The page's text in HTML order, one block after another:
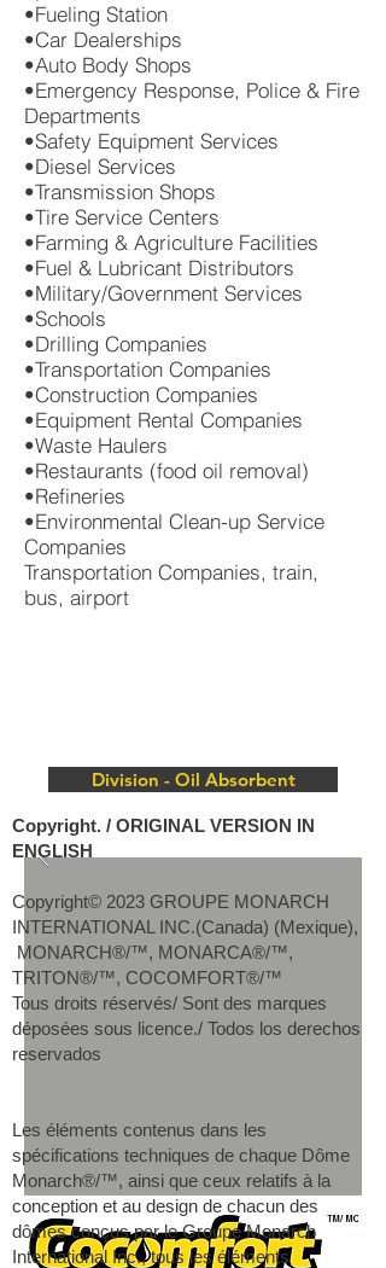
•Fueling Station
•Car Dealerships
•Auto Body Shops
•Emergency Response, Police & Fire
Departments
•Safety Equipment Services
•Diesel Services
•Transmission Shops
•Tire Service Centers
•Farming & Agriculture Facilities
•Fuel & Lubricant Distributors
•Military/Government Services
•Schools
•Drilling Companies
•Transportation Companies
•Construction Companies
•Equipment Rental Companies
•Waste Haulers
•Restaurants (food oil removal)
•Refineries
•Environmental Clean-up Service
Companies
Transportation Companies, train,
bus, airport
Division - Oil Absorbent
Copyright. / ORIGINAL VERSION IN
ENGLISH
Copyright© 2023 GROUPE MONARCH
INTERNATIONAL INC.(Canada) (Mexique),
MONARCH®/™, MONARCA®/™,
TRITON®/™, COCOMFORT®/™
Tous droits réservés/ Sont des marques
déposées sous licence./ Todos los derechos
reservados
Les éléments contenus dans les
spécifications techniques de chaque Dôme
Monarch®/™, ainsi que ceux relatifs à la
conception et au design de chacun des
dômes conçus par le Groupe Monarch
International Inc., tous les éléments